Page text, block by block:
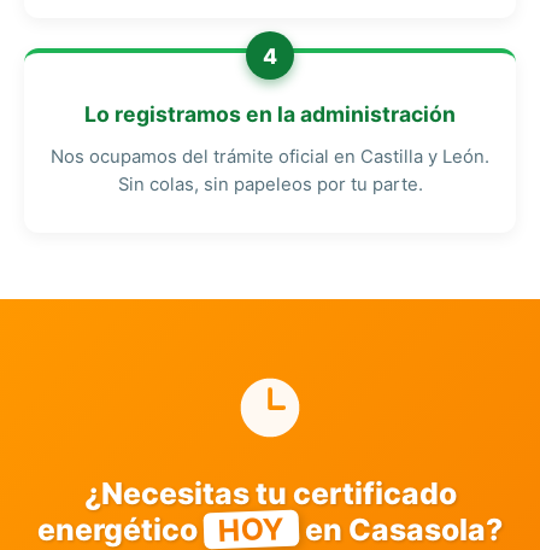
4
Lo registramos en la administración
Nos ocupamos del trámite oficial en Castilla y León.
Sin colas, sin papeleos por tu parte.
¿Necesitas tu certificado
energético HOY en Casasola?